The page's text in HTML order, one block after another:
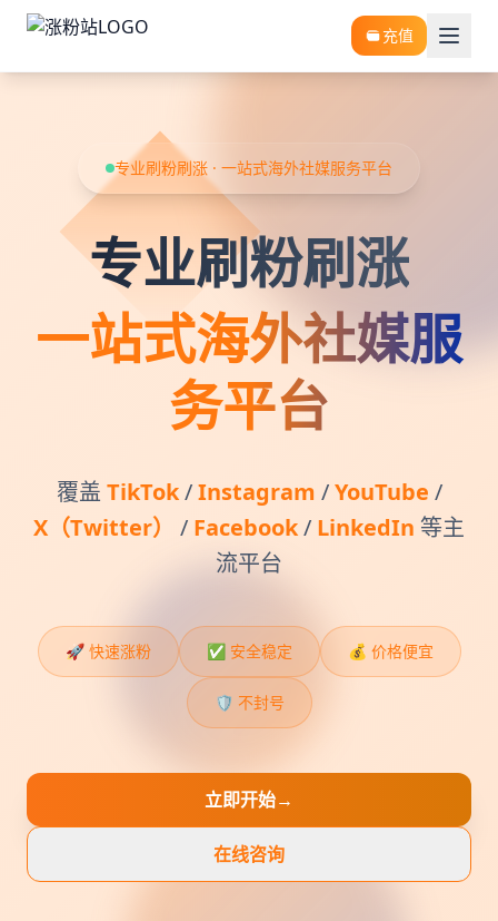
充值
专业刷粉刷涨 · 一站式海外社媒服务平台
专业刷粉刷涨
一站式海外社媒服
务平台
覆盖 TikTok/Instagram /YouTube /
X（Twitter）
/ Facebook/ LinkedIn 等主
流平台
🚀 快速涨粉 ✅ 安全稳定 💰 价格便宜
🛡️ 不封号
立即开始→
在线咨询